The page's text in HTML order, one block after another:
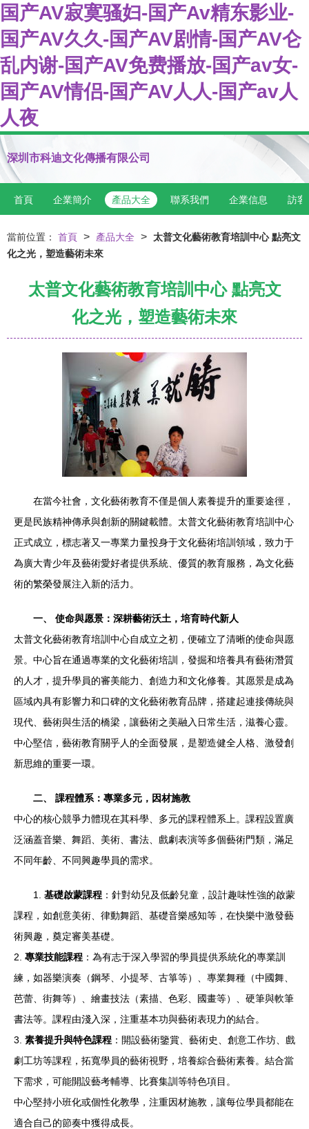
国产AV寂寞骚妇-国产Av精东影业-
国产AV久久-国产AV剧情-国产AV仑
乱内谢-国产AV免费播放-国产av女-
国产AV情侣-国产AV人人-国产av人
人夜
深圳市科迪文化傳播有限公司
首頁 企業簡介 產品大全 聯系我們 企業信息 訪客
當前位置： 首頁 > 產品大全 > 太普文化藝術教育培訓中心 點亮文
化之光，塑造藝術未來
太普文化藝術教育培訓中心 點亮文
化之光，塑造藝術未來
在當今社會，文化藝術教育不僅是個人素養提升的重要途徑，
更是民族精神傳承與創新的關鍵載體。太普文化藝術教育培訓中心
正式成立，標志著又一專業力量投身于文化藝術培訓領域，致力于
為廣大青少年及藝術愛好者提供系統、優質的教育服務，為文化藝
術的繁榮發展注入新的活力。
一、 使命與愿景：深耕藝術沃土，培育時代新人
太普文化藝術教育培訓中心自成立之初，便確立了清晰的使命與愿
景。中心旨在通過專業的文化藝術培訓，發掘和培養具有藝術潛質
的人才，提升學員的審美能力、創造力和文化修養。其愿景是成為
區域內具有影響力和口碑的文化藝術教育品牌，搭建起連接傳統與
現代、藝術與生活的橋梁，讓藝術之美融入日常生活，滋養心靈。
中心堅信，藝術教育關乎人的全面發展，是塑造健全人格、激發創
新思維的重要一環。
二、 課程體系：專業多元，因材施教
中心的核心競爭力體現在其科學、多元的課程體系上。課程設置廣
泛涵蓋音樂、舞蹈、美術、書法、戲劇表演等多個藝術門類，滿足
不同年齡、不同興趣學員的需求。
1. 基礎啟蒙課程 ：針對幼兒及低齡兒童，設計趣味性強的啟蒙
課程，如創意美術、律動舞蹈、基礎音樂感知等，在快樂中激發藝
術興趣，奠定審美基礎。
2. 專業技能課程 ：為有志于深入學習的學員提供系統化的專業訓
練，如器樂演奏（鋼琴、小提琴、古箏等）、專業舞種（中國舞、
芭蕾、街舞等）、繪畫技法（素描、色彩、國畫等）、硬筆與軟筆
書法等。課程由淺入深，注重基本功與藝術表現力的結合。
3. 素養提升與特色課程 ：開設藝術鑒賞、藝術史、創意工作坊、戲
劇工坊等課程，拓寬學員的藝術視野，培養綜合藝術素養。結合當
下需求，可能開設藝考輔導、比賽集訓等特色項目。
中心堅持小班化或個性化教學，注重因材施教，讓每位學員都能在
適合自己的節奏中獲得成長。